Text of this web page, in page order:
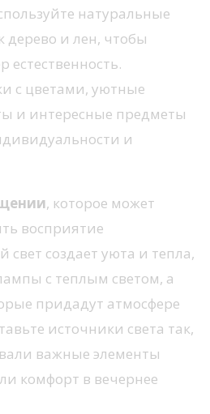
натуральные
дерево и лен, чтобы
естественность.
с цветами, уютные
и интересные предметы
и
, которое может
восприятие
свет создает уюта и тепла,
с теплым светом, а
придадут атмосфере
источники света так,
важные элементы
комфорт в вечернее